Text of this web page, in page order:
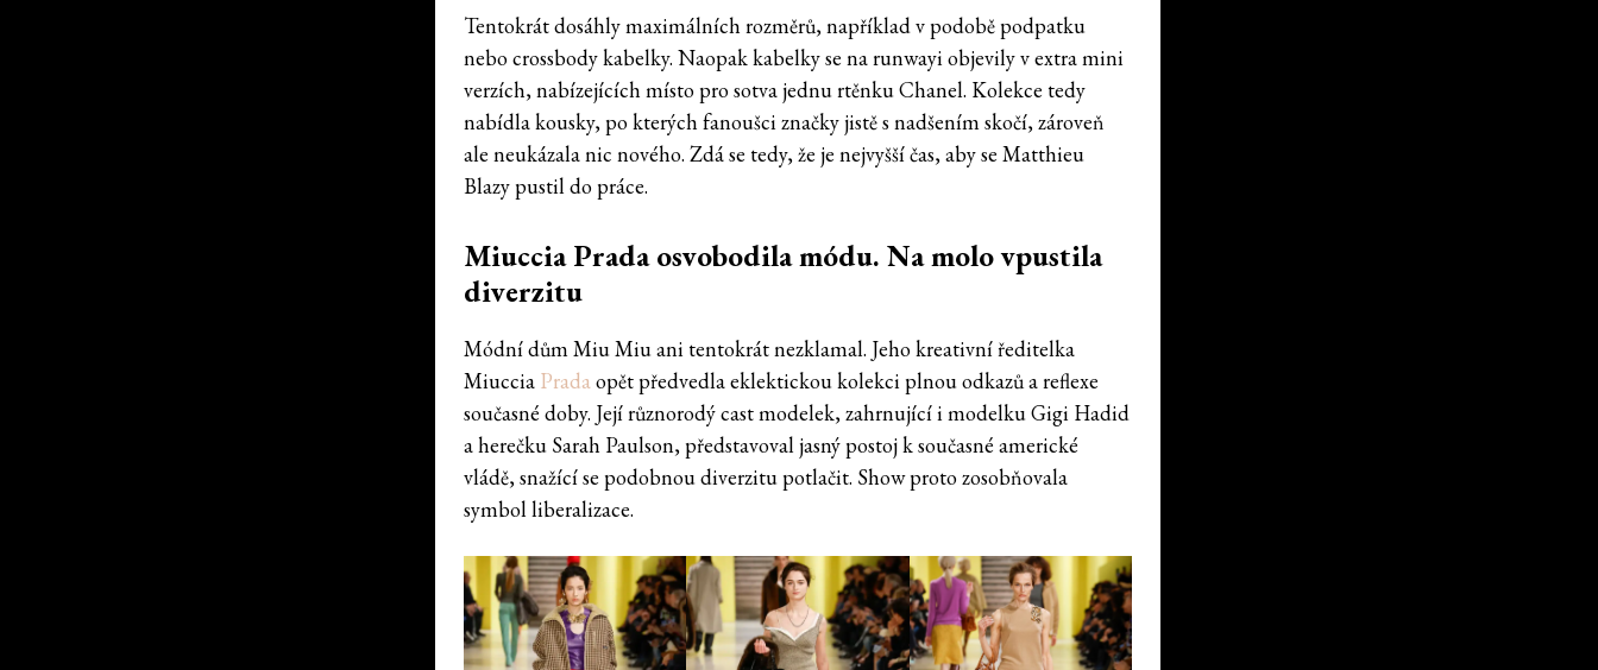
Tentokrát dosáhly maximálních rozměrů, například v podobě podpatku
nebo crossbody kabelky. Naopak kabelky se na runwayi objevily v extra mini
verzích, nabízejících místo pro sotva jednu rtěnku Chanel. Kolekce tedy
nabídla kousky, po kterých fanoušci značky jistě s nadšením skočí, zároveň
ale neukázala nic nového. Zdá se tedy, že je nejvyšší čas, aby se Matthieu
Blazy pustil do práce.
Miuccia Prada osvobodila módu. Na molo vpustila
diverzitu
Módní dům Miu Miu ani tentokrát nezklamal. Jeho kreativní ředitelka
Miuccia Pradaopět předvedla eklektickou kolekci plnou odkazů a reflexe
současné doby. Její různorodý cast modelek, zahrnující i modelku Gigi Hadid
a herečku Sarah Paulson, představoval jasný postoj k současné americké
vládě, snažící se podobnou diverzitu potlačit. Show proto zosobňovala
symbol liberalizace.